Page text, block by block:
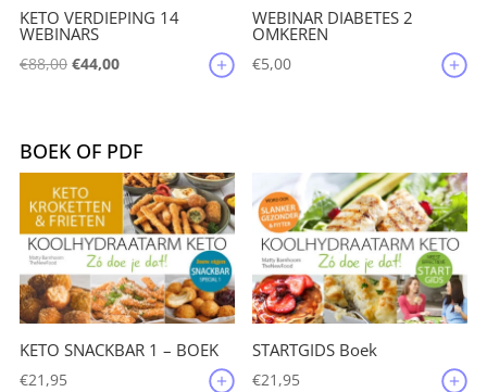
KETO VERDIEPING 14
WEBINARS
€88,00 Oorspronkelijke
€88,00.
€44,00Huidige
€44,00.
WEBINAR DIABETES 2
OMKEREN
€5,00
BOEK OF PDF
KETO SNACKBAR 1 – BOEK
€21,95
STARTGIDS Boek
€21,95